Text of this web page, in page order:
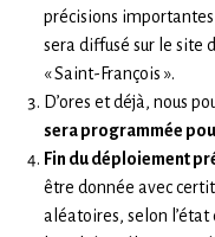
précisions
sera diffusé sur le site
« Saint-François ».
D’ores et déjà, nous
sera programmée
Fin du déploiement
être donnée avec
aléatoires, selon